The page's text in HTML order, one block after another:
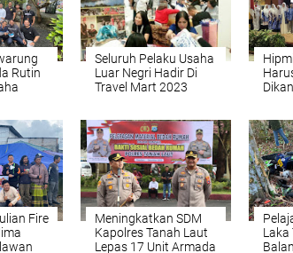
Rutin
Seluruh Pelaku Usaha
Luar Negri Hadir Di
Travel Mart 2023
Fire
Meningkatkan SDM
Kapolres Tanah Laut
Lepas 17 Unit Armada
Laka